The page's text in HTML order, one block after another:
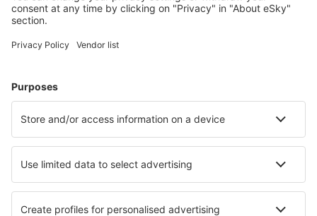
Meest gezochte hotels door eSky-gebruikers
Hotels in het Verenigd Koninkrijk - Populaire steden
Hotels in Londen Hotels in Manchester
Hotels in Torpoint Hotels in Dumfries Hotels in Hayle
Hotels in Grange Over Sands